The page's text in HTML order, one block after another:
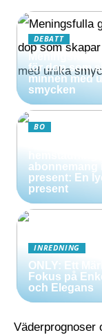
DEBATT
Meningsfulla
för dop som
minnen med
smycken
BO
abonnemang i
present: En
present
INREDNING
ONLY: Ett
Fokus på
och Elegans
Väderprognoser